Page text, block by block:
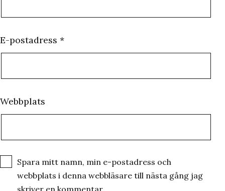
E-postadress *
Webbplats
Spara mitt namn, min e-postadress och
webbplats i denna webbläsare till nästa gång jag
skriver en kommentar.